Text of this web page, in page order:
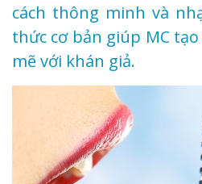
cách thông minh và
thức cơ bản giúp MC
mẽ với khán giả.